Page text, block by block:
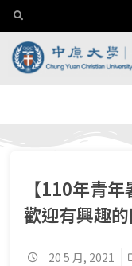
【110年青
歡迎有興趣
20 5 月, 2021